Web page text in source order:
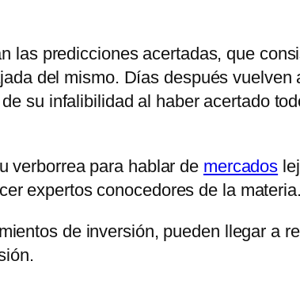
las predicciones acertadas, que
del mismo. Días después vuelven
su infalibilidad al haber acertado
verborrea para hablar de mercados
expertos conocedores de la materia.
de inversión, pueden llegar a